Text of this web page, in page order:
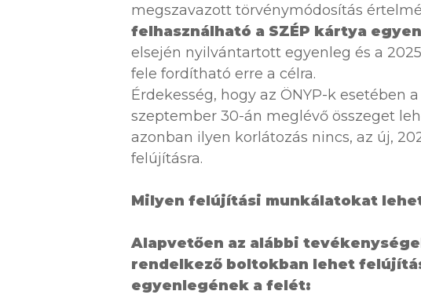
megszavazott törvénymódosítás
felhasználható a SZÉP kártya
elsején nyilvántartott egyenleg és a
fele fordítható erre a célra.
Érdekesség, hogy az ÖNYP-k esetében
szeptember 30-án meglévő összeget
azonban ilyen korlátozás nincs, az új,
felújításra.
Milyen felújítási munkálatokat
Alapvetően az alábbi
rendelkező boltokban lehet
egyenlegének a felét: